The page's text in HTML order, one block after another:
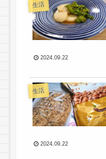
生活
2024.09.22
生活
2024.09.22